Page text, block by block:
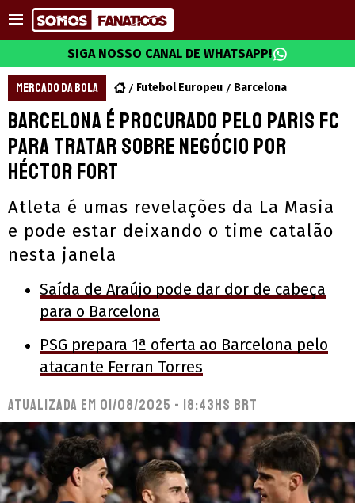
SIGA NOSSO CANAL DE WHATSAPP!
MERCADO DA BOLA Futebol Europeu Barcelona
Barcelona é procurado pelo Paris FC
para tratar sobre negócio por
Héctor Fort
Atleta é umas revelações da La Masia
e pode estar deixando o time catalão
nesta janela
Saída de Araújo pode dar dor de cabeça
para o Barcelona
PSG prepara 1ª oferta ao Barcelona pelo
atacante Ferran Torres
Atualizada em 01/08/2025 - 18:43hs BRT